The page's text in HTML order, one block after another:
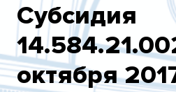
Субсидия
октября